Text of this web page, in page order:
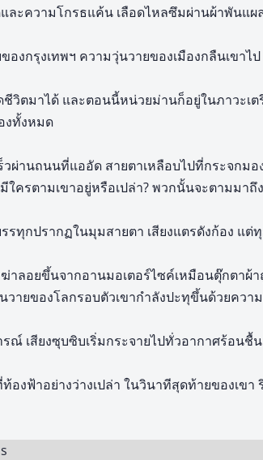
ละความโกรธแค้น เลือดไหลซึมผ่านผ้าพันแผ
งกรุงเทพฯ ความวุ่นวายของเมืองกลืนเขาไป
วิตมาได้ และตอนนี้หน่วยม่านก็อยู่ในภาวะเต
งทั้งหมด
วผ่านถนนที่แออัด สายตาเหลือบไปที่กระจกมอ
ครตามเขาอยู่หรือเปล่า? พวกนั้นจะตามมาถึ
ทุกปรากฏในมุมสายตา เสียงแตรดังก้อง แต่
าลอยขึ้นจากอานมอเตอร์ไซค์เหมือนตุ๊กตาผ้า
ายของโลกรอบตัวเขากำลังปะทุขึ้นด้วยความ
ณ์ เสียงซุบซิบเริ่มกระจายไปทั่วอากาศร้อนชื้น
งฟ้าอย่างว่างเปล่า ในวินาทีสุดท้ายของเขา